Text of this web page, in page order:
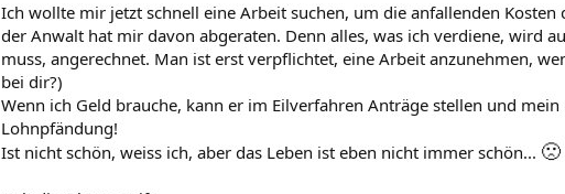
Ich wollte mir jetzt schnell eine Arbeit suchen, um die anfallenden Kosten
der Anwalt hat mir davon abgeraten. Denn alles, was ich verdiene, wird
muss, angerechnet. Man ist erst verpflichtet, eine Arbeit anzunehmen,
bei dir?)
Wenn ich Geld brauche, kann er im Eilverfahren Anträge stellen und
Lohnpfändung!
Ist nicht schön, weiss ich, aber das Leben ist eben nicht immer schön... 🙁